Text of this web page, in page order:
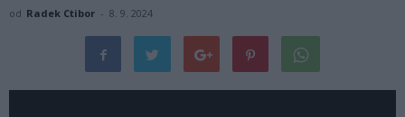
od Radek Ctibor - 8. 9. 2024